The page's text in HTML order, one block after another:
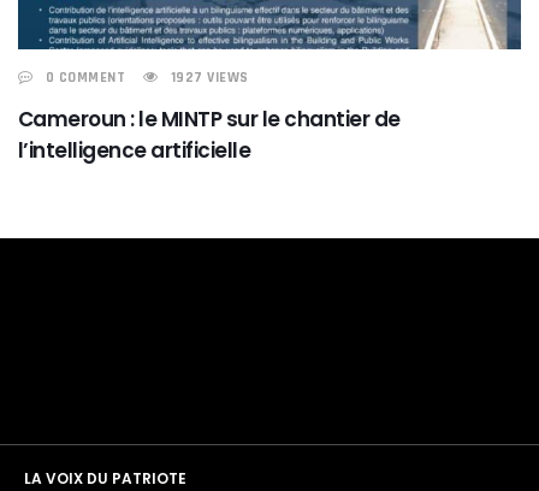
0 COMMENT 1927 VIEWS
Cameroun : le MINTP sur le chantier de
l’intelligence artificielle
LA VOIX DU PATRIOTE